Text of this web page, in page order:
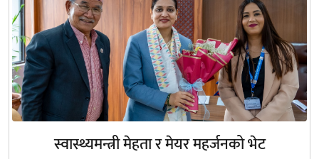
स्वास्थ्यमन्त्री मेहता र मेयर महर्जनको भेट